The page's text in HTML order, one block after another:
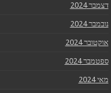
דצמבר 2024
נובמבר 2024
אוקטובר 2024
ספטמבר 2024
מאי 2024